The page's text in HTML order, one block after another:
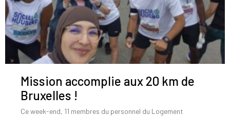
Mission accomplie aux 20 km de
Bruxelles !
Ce week-end, 11 membres du personnel du Logement